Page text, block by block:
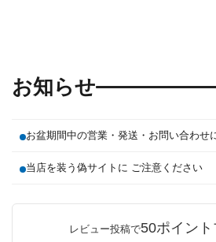
お知らせ
お盆期間中の営業・発送・お問い合わせ
当店を装う偽サイトに ご注意ください
レビュー投稿で50ポイント